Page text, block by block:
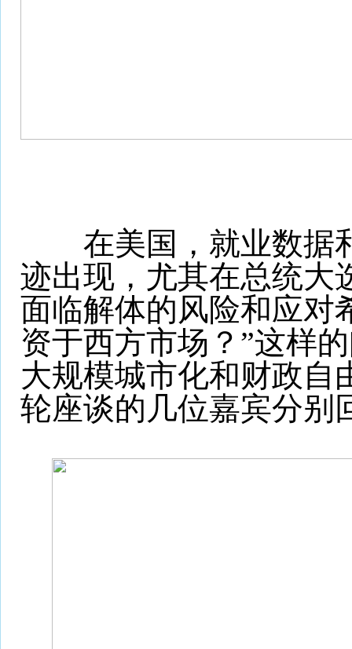
在美国，就业数据和
迹出现，尤其在总统大
面临解体的风险和应对
资于西方市场？”这样
大规模城市化和财政自
轮座谈的几位嘉宾分别